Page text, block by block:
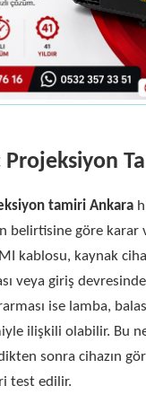
Projeksiyon
tamiri Ankara
belirtisine göre karar
kablosu, kaynak
veya giriş
ise lamba,
ilişkili olabilir. Bu
sonra cihazın
test edilir.